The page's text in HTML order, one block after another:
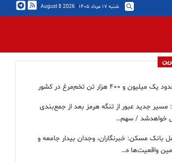
شنبه ۱۷ مرداد ۱۴۰۵ |
2026 August 8
و ۴۰۰ هزار تن تخم‌مرغ در کشور
مسیر جدید عبور از تنگه هرمز بعد از جمع‌بندی
/ سهم…
بانک مسکن: خبرنگاران، وجدان بیدار جامعه و
واقعیت‌ها ه…